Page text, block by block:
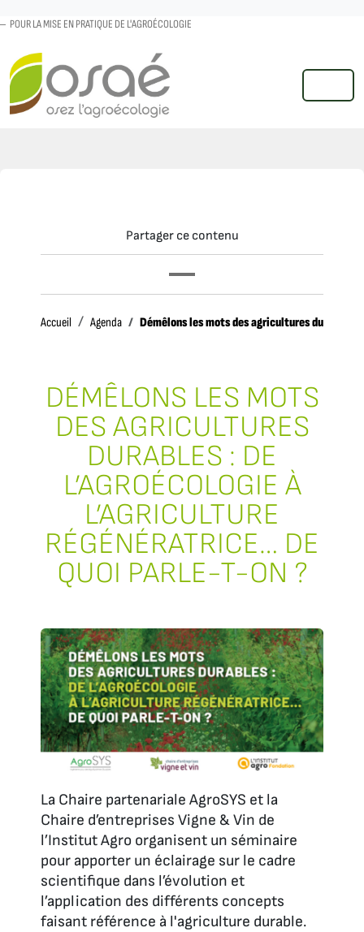
POUR LA MISE EN PRATIQUE DE L'AGROÉCOLOGIE
MENU
Partager ce contenu
Accueil AccueilAgenda Démêlons les mots des agricultures durables
DÉMÊLONS LES MOTS
DES AGRICULTURES
DURABLES : DE
L’AGROÉCOLOGIE À
L’AGRICULTURE
RÉGÉNÉRATRICE… DE
QUOI PARLE-T-ON ?
La Chaire partenariale AgroSYS et la
Chaire d’entreprises Vigne & Vin de
l’Institut Agro organisent un séminaire
pour apporter un éclairage sur le cadre
scientifique dans l’évolution et
l’application des différents concepts
faisant référence à l'agriculture durable.